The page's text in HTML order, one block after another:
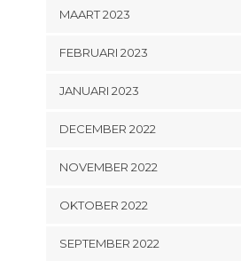
MAART 2023
FEBRUARI 2023
JANUARI 2023
DECEMBER 2022
NOVEMBER 2022
OKTOBER 2022
SEPTEMBER 2022